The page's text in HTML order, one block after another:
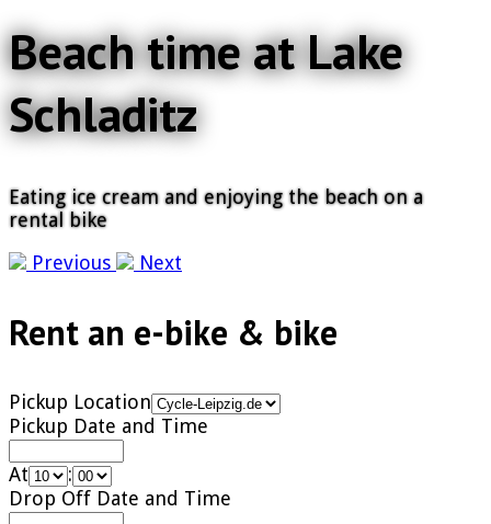
Beach time at Lake
Schladitz
Eating ice cream and enjoying the beach on a
rental bike
Previous
Next
Rent an e-bike & bike
Pickup Location
Pickup Date and Time
At
:
Drop Off Date and Time